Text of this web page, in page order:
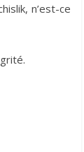
n’est-ce